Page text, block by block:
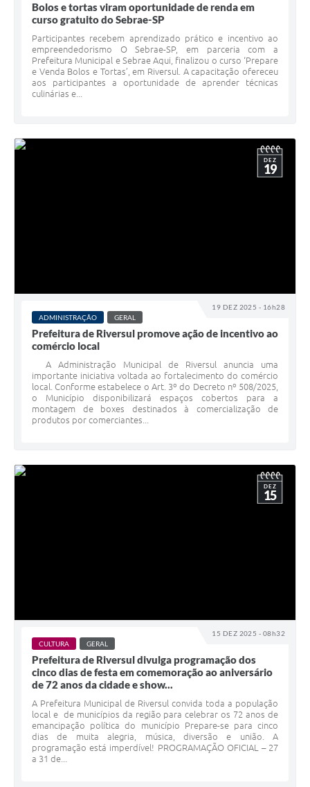
Bolos e tortas viram oportunidade de renda em
curso gratuito do Sebrae-SP
Participantes recebem aprendizado prático e incentivo ao
empreendedorismo O Sebrae-SP, em parceria com a
Prefeitura Municipal e Sebrae Aqui, finalizou o curso ‘Prepare
e Venda Bolos e Tortas’, em Riversul. A capacitação ofereceu
aos participantes a oportunidade de aprender técnicas
culinárias e...
19 DEZ 2025 - 16h28
DEZ
19
ADMINISTRAÇÃO GERAL
Prefeitura de Riversul promove ação de incentivo ao
comércio local
A Administração Municipal de Riversul anuncia uma
importante iniciativa voltada ao fortalecimento do comércio
local. Conforme estabelece o Art. 3º do Decreto nº 508/2025,
o Município disponibilizará espaços cobertos para a
montagem de boxes destinados à comercialização de
produtos por comerciantes...
15 DEZ 2025 - 08h32
DEZ
15
CULTURA GERAL
Prefeitura de Riversul divulga programação dos
cinco dias de festa em comemoração ao aniversário
de 72 anos da cidade e show...
A Prefeitura Municipal de Riversul convida toda a população
local e de municípios da região para celebrar os 72 anos de
emancipação política do município Prepare-se para cinco
dias de muita alegria, música, diversão e união. A
programação está imperdível! PROGRAMAÇÃO OFICIAL – 27
a 31 de...